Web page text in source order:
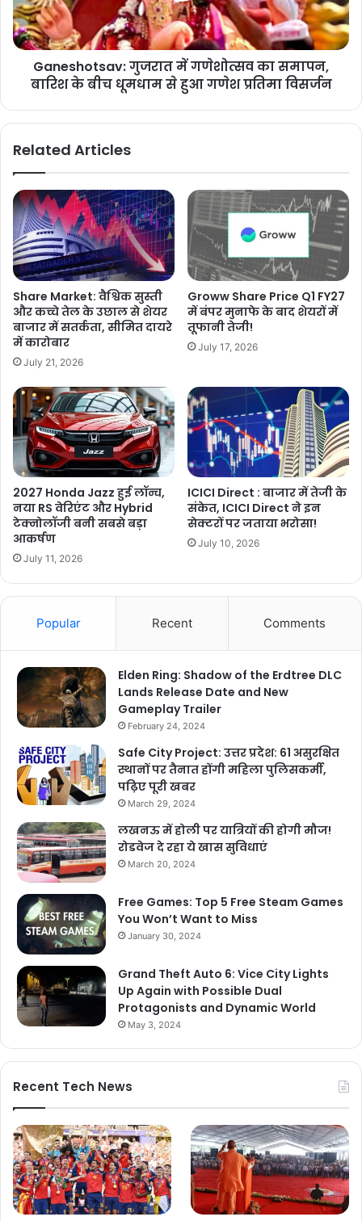
Ganeshotsav: गुजरात में गणेशोत्सव का समापन,
बारिश के बीच धूमधाम से हुआ गणेश प्रतिमा विसर्जन
Related Articles
Share Market: वैश्विक सुस्ती
और कच्चे तेल के उछाल से शेयर
बाजार में सतर्कता, सीमित दायरे
में कारोबार
July 21, 2026
Groww Share Price Q1 FY27
में बंपर मुनाफे के बाद शेयरों में
तूफानी तेजी!
July 17, 2026
2027 Honda Jazz हुई लॉन्च,
नया RS वेरिएंट और Hybrid
टेक्नोलॉजी बनी सबसे बड़ा
आकर्षण
July 11, 2026
ICICI Direct : बाजार में तेजी के
संकेत, ICICI Direct ने इन
सेक्टरों पर जताया भरोसा!
July 10, 2026
Popular Recent Comments
Elden Ring: Shadow of the Erdtree DLC
Lands Release Date and New
Gameplay Trailer
February 24, 2024
Safe City Project: उत्तर प्रदेश: 61 असुरक्षित
स्थानों पर तैनात होंगी महिला पुलिसकर्मी,
पढ़िए पूरी खबर
March 29, 2024
लखनऊ में होली पर यात्रियों की होगी मौज!
रोडवेज दे रहा ये खास सुविधाएं
March 20, 2024
Free Games: Top 5 Free Steam Games
You Won’t Want to Miss
January 30, 2024
Grand Theft Auto 6: Vice City Lights
Up Again with Possible Dual
Protagonists and Dynamic World
May 3, 2024
Recent Tech News